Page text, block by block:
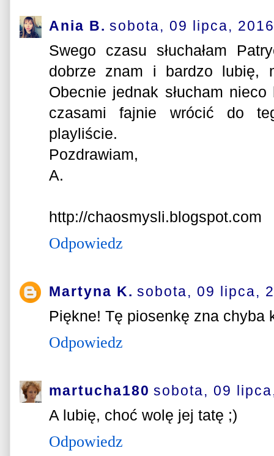
Ania B. sobota, 09 lipca, 2016
Swego czasu słuchałam
dobrze znam i bardzo lubię,
Obecnie jednak słucham
czasami fajnie wrócić do
playliście.
Pozdrawiam,
A.
http://chaosmysli.blogspot.com
Odpowiedz
Martyna K. sobota, 09 lipca,
Piękne! Tę piosenkę zna chyba
Odpowiedz
martucha180 sobota, 09
A lubię, choć wolę jej tatę ;)
Odpowiedz